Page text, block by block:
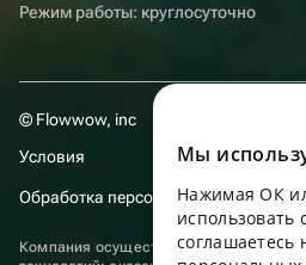
Режим работы: круглосуточно
© Flowwow, inc
Условия
Обработка персональных данных
Компания осуществляет
Мы
Нажимая ОК
использовать
соглашаетесь